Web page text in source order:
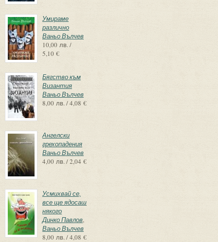
Умираме
различно
Ваньо Вълчев
10,00 лв. /
5,10 €
Бягство към
Византия
Ваньо Вълчев
8,00 лв. / 4,08 €
Ангелски
грехопадения
Ваньо Вълчев
4,00 лв. / 2,04 €
Усмихвай се,
все ще ядосаш
някого
Динко Павлов,
Ваньо Вълчев
8,00 лв. / 4,08 €